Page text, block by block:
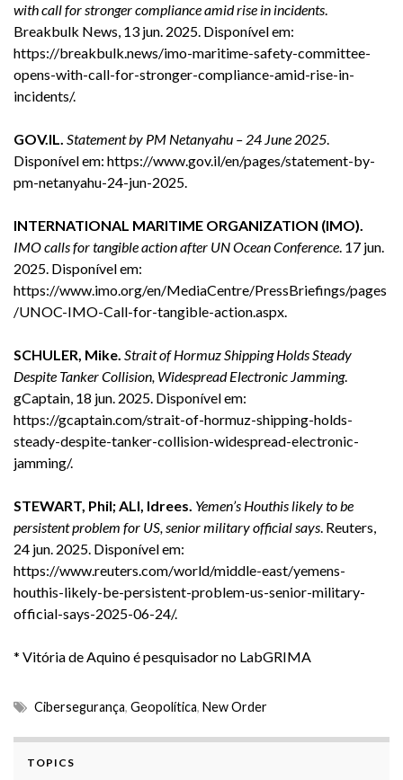
with call for stronger compliance amid rise in incidents.
Breakbulk News, 13 jun. 2025. Disponível em:
https://breakbulk.news/imo-maritime-safety-committee-
opens-with-call-for-stronger-compliance-amid-rise-in-
incidents/.
GOV.IL. Statement by PM Netanyahu – 24 June 2025.
Disponível em: https://www.gov.il/en/pages/statement-by-
pm-netanyahu-24-jun-2025.
INTERNATIONAL MARITIME ORGANIZATION (IMO).
IMO calls for tangible action after UN Ocean Conference. 17 jun.
2025. Disponível em:
https://www.imo.org/en/MediaCentre/PressBriefings/pages
/UNOC-IMO-Call-for-tangible-action.aspx.
SCHULER, Mike. Strait of Hormuz Shipping Holds Steady
Despite Tanker Collision, Widespread Electronic Jamming.
gCaptain, 18 jun. 2025. Disponível em:
https://gcaptain.com/strait-of-hormuz-shipping-holds-
steady-despite-tanker-collision-widespread-electronic-
jamming/.
STEWART, Phil; ALI, Idrees. Yemen’s Houthis likely to be
persistent problem for US, senior military official says. Reuters,
24 jun. 2025. Disponível em:
https://www.reuters.com/world/middle-east/yemens-
houthis-likely-be-persistent-problem-us-senior-military-
official-says-2025-06-24/.
* Vitória de Aquino é pesquisador no LabGRIMA
Cibersegurança, Geopolítica, New Order
TOPICS